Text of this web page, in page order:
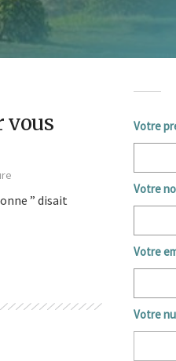
vous
” disait
Votre
Votre
Votre
Votre